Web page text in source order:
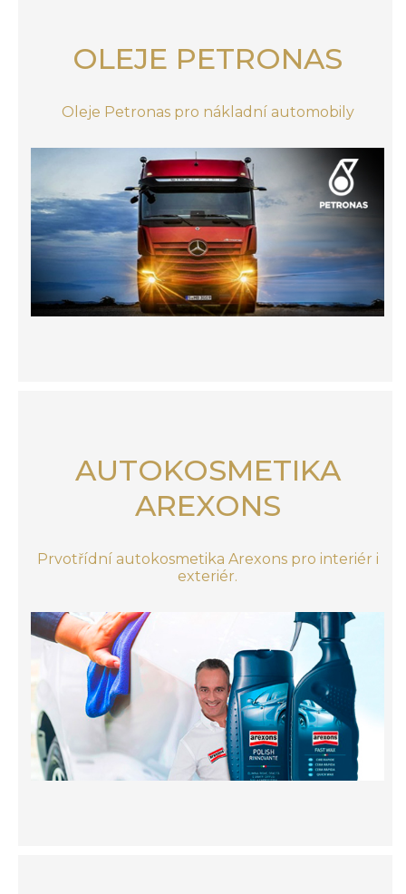
OLEJE PETRONAS
Oleje Petronas pro nákladní automobily
AUTOKOSMETIKA
AREXONS
Prvotřídní autokosmetika Arexons pro interiér i
exteriér.